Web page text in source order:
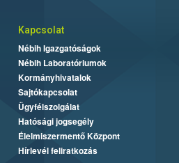
Kapcsolat
Nébih Igazgatóságok
Nébih Laboratóriumok
Kormányhivatalok
Sajtókapcsolat
Ügyfélszolgálat
Hatósági jogsegély
Élelmiszermentő Központ
Hírlevél feliratkozás